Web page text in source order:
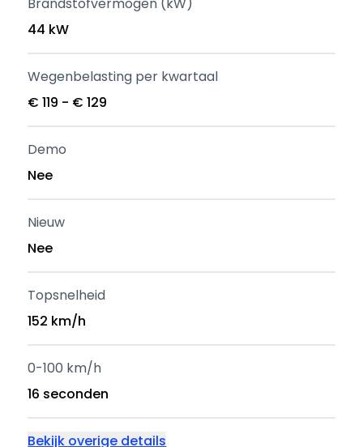
44 kW
Wegenbelasting per kwartaal
€ 119 - € 129
Demo
Nee
Nieuw
Nee
Topsnelheid
152 km/h
0-100 km/h
16 seconden
Bekijk overige details